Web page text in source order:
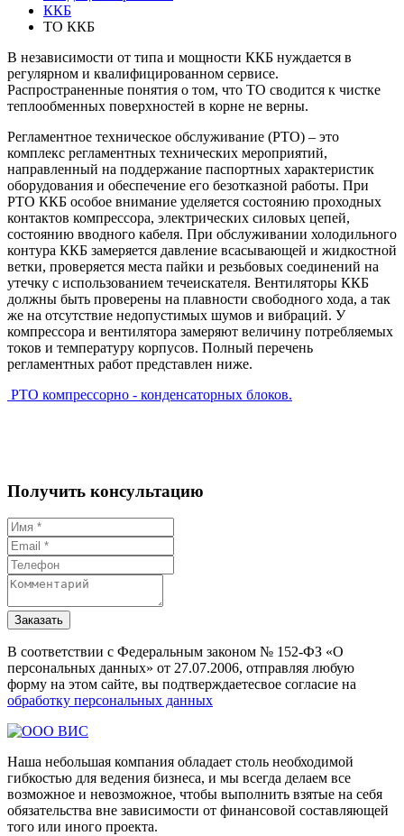
ККБ
ТО ККБ
В независимости от типа и мощности ККБ нуждается в
регулярном и квалифицированном сервисе.
Распространенные понятия о том, что ТО сводится к чистке
теплообменных поверхностей в корне не верны.
Регламентное техническое обслуживание (РТО) – это
комплекс регламентных технических мероприятий,
направленный на поддержание паспортных характеристик
оборудования и обеспечение его безотказной работы. При
РТО ККБ особое внимание уделяется состоянию проходных
контактов компрессора, электрических силовых цепей,
состоянию вводного кабеля. При обслуживании холодильного
контура ККБ замеряется давление всасывающей и жидкостной
ветки, проверяется места пайки и резьбовых соединений на
утечку с использованием течеискателя. Вентиляторы ККБ
должны быть проверены на плавности свободного хода, а так
же на отсутствие недопустимых шумов и вибраций. У
компрессора и вентилятора замеряют величину потребляемых
токов и температуру корпусов. Полный перечень
регламентных работ представлен ниже.
РТО компрессорно - конденсаторных блоков.
Получить консультацию
Заказать
В соответствии с Федеральным законом № 152-ФЗ «О
персональных данных» от 27.07.2006, отправляя любую
форму на этом сайте, вы подтверждаетесвое согласие на
обработку персональных данных
Наша небольшая компания обладает столь необходимой
гибкостью для ведения бизнеса, и мы всегда делаем все
возможное и невозможное, чтобы выполнить взятые на себя
обязательства вне зависимости от финансовой составляющей
того или иного проекта.